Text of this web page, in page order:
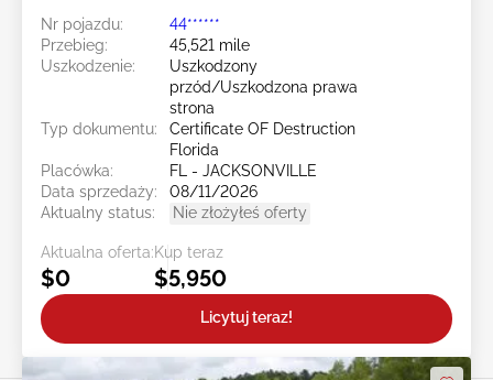
Nr pojazdu:
44******
Przebieg:
45,521 mile
Uszkodzenie:
Uszkodzony
przód/Uszkodzona prawa
strona
Typ dokumentu:
Certificate OF Destruction
Florida
Placówka:
FL - JACKSONVILLE
Data sprzedaży:
08/11/2026
Aktualny status:
Nie złożyłeś oferty
Aktualna oferta:
$0
Kup teraz
$5,950
Licytuj teraz!